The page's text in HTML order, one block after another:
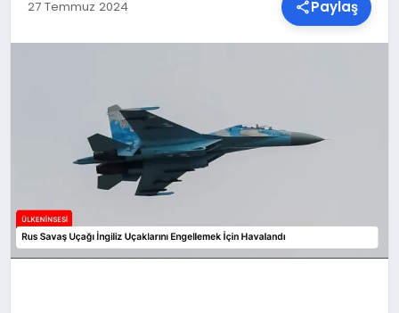
MALATYA HABERLERI
27 Temmuz 2024 Paylaş